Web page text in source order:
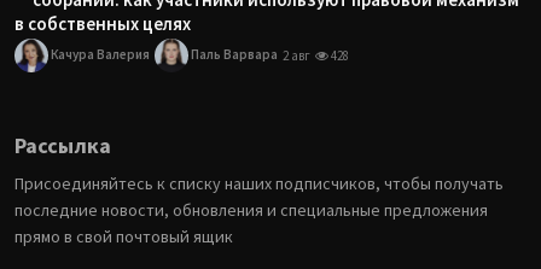
в собственных целях
Качура Валерия Паль Варвара 2 авг 428
Рассылка
Присоединяйтесь к списку наших подписчиков, чтобы получать
последние новости, обновления и специальные предложения
прямо в свой почтовый ящик